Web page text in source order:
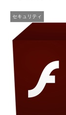
セキュリティ